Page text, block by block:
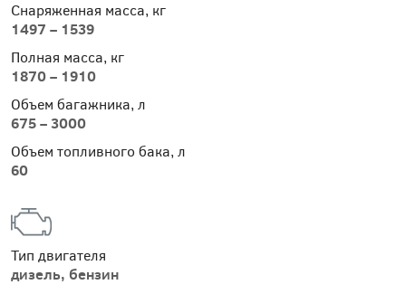
Снаряженная масса, кг
1497 – 1539
Полная масса, кг
1870 – 1910
Объем багажника, л
675 – 3000
Объем топливного бака, л
60
Тип двигателя
дизель, бензин